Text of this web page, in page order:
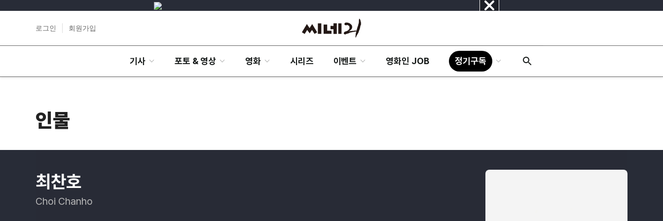
닫
로그인 회원가입
기사 포토 & 영상 영화 시리즈 이벤트 영화인 JOB 정기구독
인물
최찬호
Choi Chanho